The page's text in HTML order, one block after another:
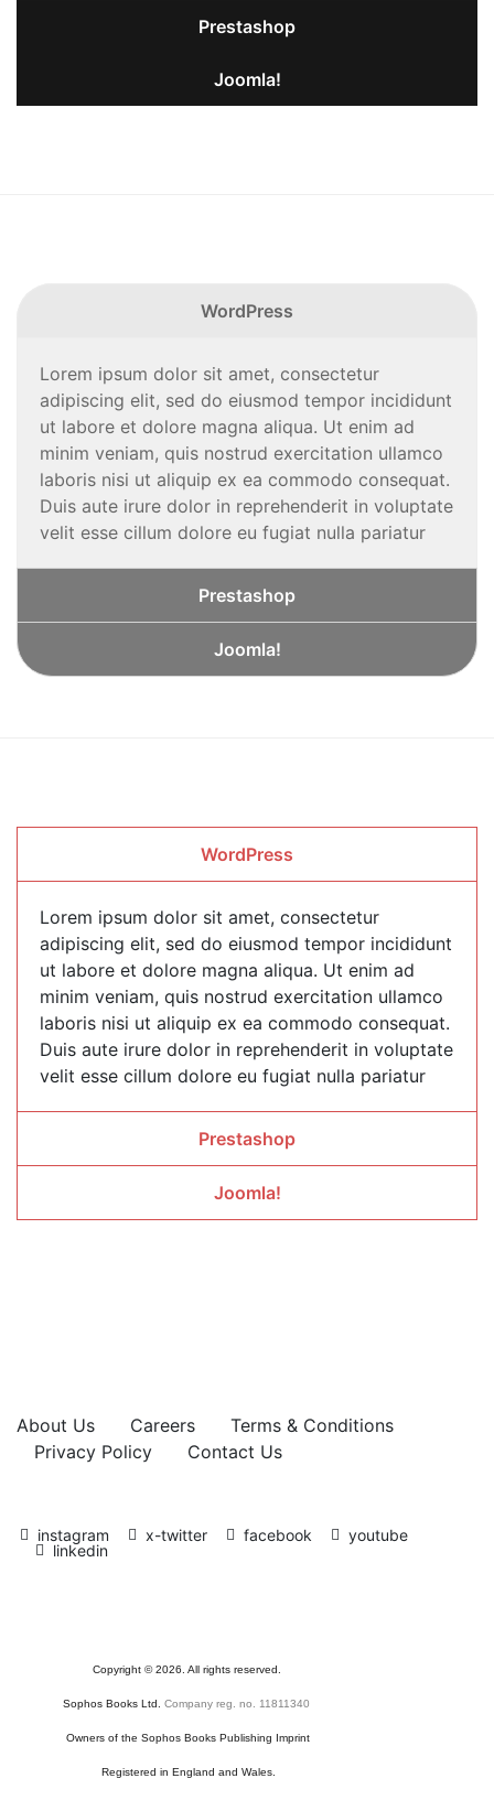
Prestashop
Joomla!
WordPress
Lorem ipsum dolor sit amet, consectetur
adipiscing elit, sed do eiusmod tempor incididunt
ut labore et dolore magna aliqua. Ut enim ad
minim veniam, quis nostrud exercitation ullamco
laboris nisi ut aliquip ex ea commodo consequat.
Duis aute irure dolor in reprehenderit in voluptate
velit esse cillum dolore eu fugiat nulla pariatur
Prestashop
Joomla!
WordPress
Lorem ipsum dolor sit amet, consectetur
adipiscing elit, sed do eiusmod tempor incididunt
ut labore et dolore magna aliqua. Ut enim ad
minim veniam, quis nostrud exercitation ullamco
laboris nisi ut aliquip ex ea commodo consequat.
Duis aute irure dolor in reprehenderit in voluptate
velit esse cillum dolore eu fugiat nulla pariatur
Prestashop
Joomla!
About Us Careers
Terms & Conditions
Privacy Policy
Contact Us
instagram x-twitter facebook
youtube
linkedin
Copyright©2026. All rights reserved.
Sophos Books Ltd.Company reg. no. 11811340
Owners of the Sophos Books Publishing Imprint
Registered in England and Wales.